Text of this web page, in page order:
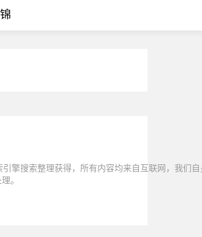
擎搜索整理获得，所有内容均来自互联网，我们
。